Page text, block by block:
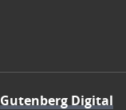
Gutenberg Digital